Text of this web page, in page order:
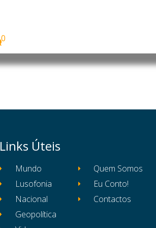
0
Links Úteis
Mundo
Lusofonia
Nacional
Geopolítica
Quem Somos
Eu Conto!
Contactos